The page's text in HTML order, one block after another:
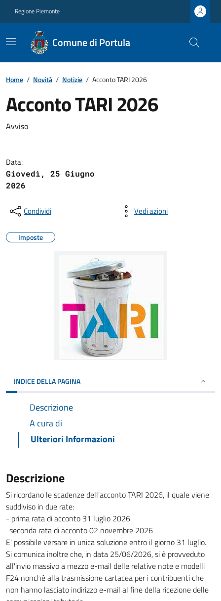
Regione Piemonte
Comune di Portula
Home / Novità / Notizie / Acconto TARI 2026
Acconto TARI 2026
Avviso
Data:
Giovedì, 25 Giugno
2026
Condividi Vedi azioni
Imposte
INDICE DELLA PAGINA
Descrizione
A cura di
Ulteriori Informazioni
Descrizione
Si ricordano le scadenze dell'acconto TARI 2026, il quale viene
suddiviso in due rate:
- prima rata di acconto 31 luglio 2026
-seconda rata di acconto 02 novembre 2026
E' possibile versare in unica soluzione entro il giorno 31 luglio.
Si comunica inoltre che, in data 25/06/2026, si è provveduto
all'invio massivo a mezzo e-mail delle relative note e modelli
F24 nonchè alla trasmissione cartacea per i contribuenti che
non hanno lasciato indirizzo e-mail al fine della ricezione delle